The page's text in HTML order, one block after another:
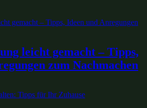
leicht gemacht – Tipps,
zum Nachmachen